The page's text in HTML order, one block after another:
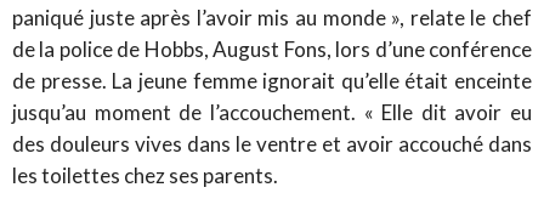
paniqué juste après l’avoir mis au monde », relate le chef
de la police de Hobbs, August Fons, lors d’une conférence
de presse. La jeune femme ignorait qu’elle était enceinte
jusqu’au moment de l’accouchement. « Elle dit avoir eu
des douleurs vives dans le ventre et avoir accouché dans
les toilettes chez ses parents.